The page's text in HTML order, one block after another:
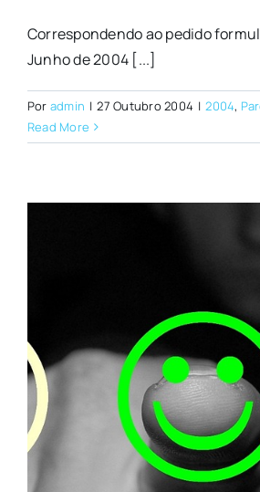
Correspondendo ao pedido
Junho de 2004 [...]
Por admin | 27 Outubro 2004 | 2004,
Read More